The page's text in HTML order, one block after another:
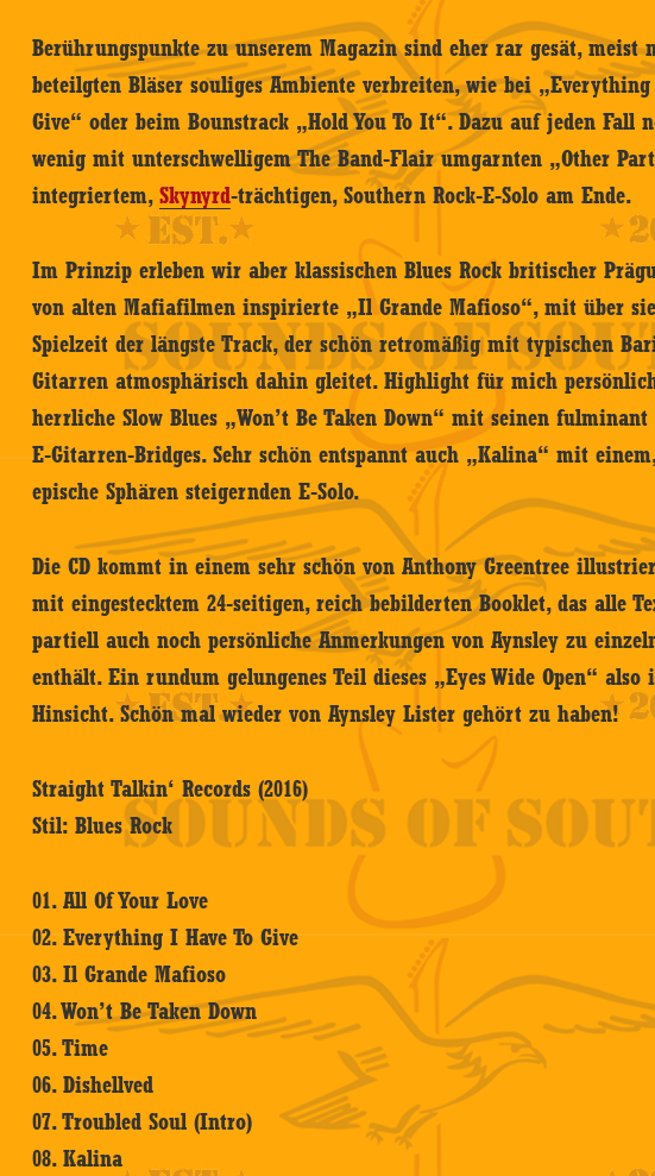
Berührungspunkte zu unserem Magazin sind eher rar gesät, meist
beteilgten Bläser souliges Ambiente verbreiten, wie bei „Everything
Give“ oder beim Bounstrack „Hold You To It“. Dazu auf jeden Fall
wenig mit unterschwelligem The Band-Flair umgarnten „Other
integriertem,Skynyrd-trächtigen, Southern Rock-E-Solo am Ende.
Im Prinzip erleben wir aber klassischen Blues Rock britischer
von alten Mafiafilmen inspirierte „Il Grande Mafioso“, mit über
Spielzeit der längste Track, der schön retromäßig mit typischen
Gitarren atmosphärisch dahin gleitet. Highlight für mich
herrliche Slow Blues „Won’t Be Taken Down“ mit seinen fulminant
E-Gitarren-Bridges. Sehr schön entspannt auch „Kalina“ mit
epische Sphären steigernden E-Solo.
Die CD kommt in einem sehr schön von Anthony Greentree
mit eingestecktem 24-seitigen, reich bebilderten Booklet, das alle
partiell auch noch persönliche Anmerkungen von Aynsley zu
enthält. Ein rundum gelungenes Teil dieses „Eyes Wide Open“ also
Hinsicht. Schön mal wieder von Aynsley Lister gehört zu haben!
Straight Talkin‘ Records (2016)
Stil: Blues Rock
01. All Of Your Love
02. Everything I Have To Give
03. Il Grande Mafioso
04. Won’t Be Taken Down
05. Time
06. Dishellved
07. Troubled Soul (Intro)
08. Kalina